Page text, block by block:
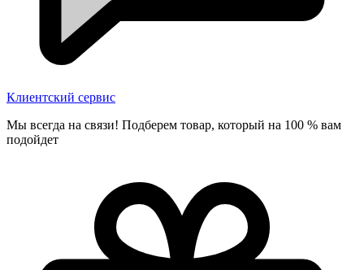
Клиентский сервис
Мы всегда на связи! Подберем товар, который на 100 % вам
подойдет